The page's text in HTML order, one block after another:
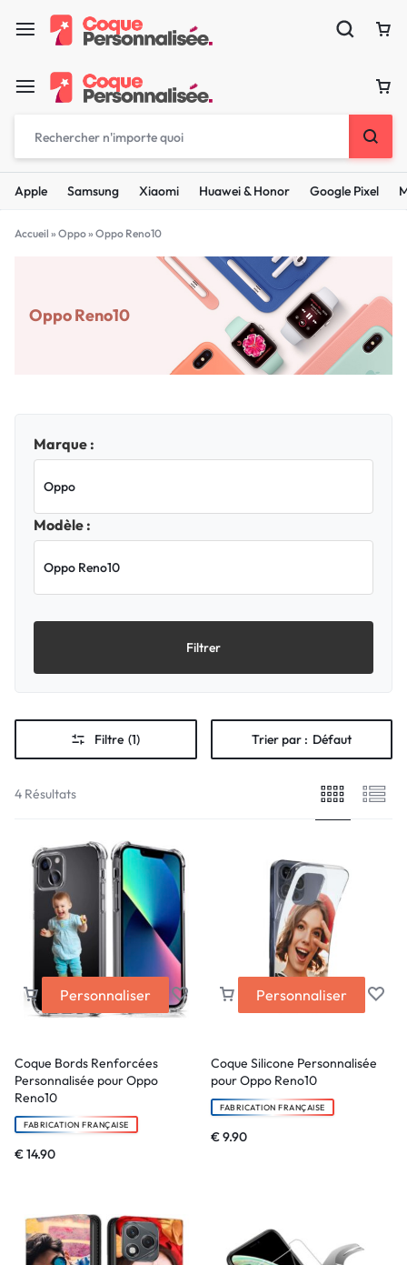
Apple Samsung Xiaomi Huawei & Honor Google Pixel
Accueil » Oppo» Oppo Reno10
Oppo Reno10
Marque :
Modèle :
Filtrer
Filtre (1) Trier par : Défaut
4 Résultats
Personnaliser
Coque Bords Renforcées
Personnalisée pour Oppo
Reno10
FABRICATION FRANÇAISE
€14.90
Personnaliser
Coque Silicone Personnalisée
pour Oppo Reno10
FABRICATION FRANÇAISE
€9.90